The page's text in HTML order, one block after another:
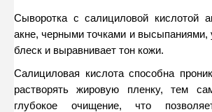
Сыворотка с салициловой кислотой
акне, черными точками и высыпаниями,
блеск и выравнивает тон кожи.
Салициловая кислота способна
растворять жировую пленку, тем
глубокое очищение, что